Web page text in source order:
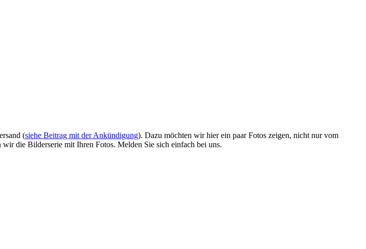
(siehe Beitrag mit der Ankündigung). Dazu möchten wir hier ein paar Fotos zeigen, nicht nur vom
die Bilderserie mit Ihren Fotos. Melden Sie sich einfach bei uns.